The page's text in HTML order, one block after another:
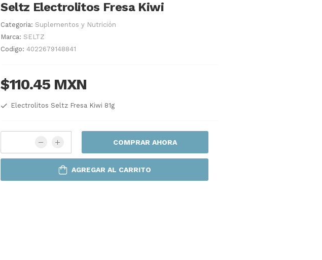
Seltz Electrolitos Fresa Kiwi
Categoria: Suplementos y Nutrición
Marca: SELTZ
Codigo:4022679148841
$110.45 MXN
Electrolitos Seltz Fresa Kiwi 81g
COMPRAR AHORA
AGREGAR AL CARRITO